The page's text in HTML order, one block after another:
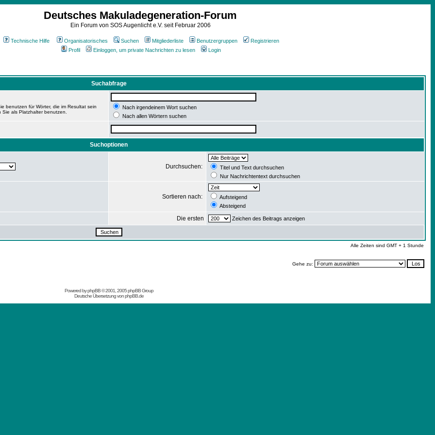
Deutsches Makuladegeneration-Forum
Ein Forum von SOS Augenlicht e.V. seit Februar 2006
Technische Hilfe Organisatorisches Suchen Mitgliederliste Benutzergruppen
Registrieren
Profil
Einloggen, um private Nachrichten zu lesen Login
Suchabfrage
benutzen für Wörter, die im Resultat sein
als Platzhalter benutzen.
Nach irgendeinem Wort suchen
Nach allen Wörtern suchen
Suchoptionen
Durchsuchen:
Titel und Text durchsuchen
Nur Nachrichtentext durchsuchen
Sortieren nach:
Aufsteigend
Absteigend
Die ersten Zeichen des Beitrags anzeigen
Alle Zeiten sind GMT + 1 Stunde
Gehe zu:
Powered byphpBB© 2001, 2005 phpBB Group
Deutsche Übersetzung vonphpBB.de